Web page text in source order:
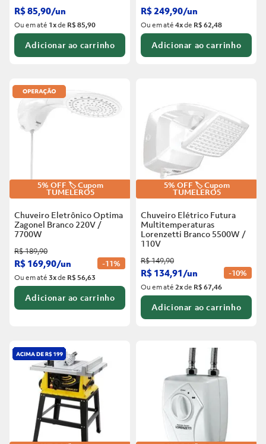
R$85,90/un
Ou em até 1xde R$ 85,90
Adicionar ao carrinho
R$249,90/un
Ou em até4xde R$ 62,48
Adicionar ao carrinho
5% OFF 🏷️ Cupom
TUMELERO5
Chuveiro Eletrônico Optima
Zagonel Branco 220V /
7700W
R$189,90
R$ 169,90/un -11%
Ou em até3xde R$ 56,63
Adicionar ao carrinho
5% OFF 🏷️ Cupom
TUMELERO5
Chuveiro Elétrico Futura
Multitemperaturas
Lorenzetti Branco 5500W /
110V
R$149,90
R$ 134,91/un -10%
Ou em até2xde R$ 67,46
Adicionar ao carrinho